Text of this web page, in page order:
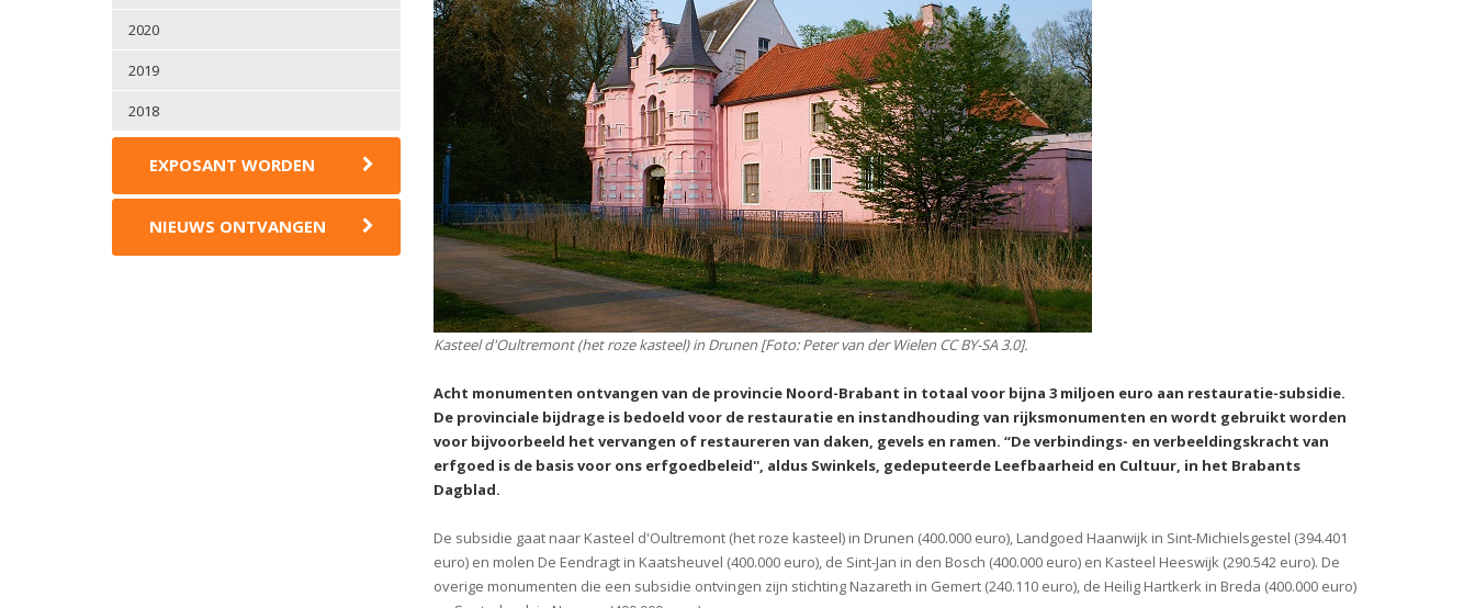
2020
2019
2018
EXPOSANT WORDEN
NIEUWS ONTVANGEN
Kasteel d'Oultremont (het roze kasteel) in Drunen [Foto: Peter van der Wielen CC BY-SA 3.0].
Acht monumenten ontvangen van de provincie Noord-Brabant in totaal voor bijna 3 miljoen euro aan restauratie-subsidie.
De provinciale bijdrage is bedoeld voor de restauratie en instandhouding van rijksmonumenten en wordt gebruikt worden
voor bijvoorbeeld het vervangen of restaureren van daken, gevels en ramen. “De verbindings- en verbeeldingskracht van
erfgoed is de basis voor ons erfgoedbeleid'', aldus Swinkels, gedeputeerde Leefbaarheid en Cultuur, in het Brabants
Dagblad.
De subsidie gaat naar Kasteel d'Oultremont (het roze kasteel) in Drunen (400.000 euro), Landgoed Haanwijk in Sint-Michielsgestel (394.401
euro) en molen De Eendragt in Kaatsheuvel (400.000 euro), de Sint-Jan in den Bosch (400.000 euro) en Kasteel Heeswijk (290.542 euro). De
overige monumenten die een subsidie ontvingen zijn stichting Nazareth in Gemert (240.110 euro), de Heilig Hartkerk in Breda (400.000 euro)